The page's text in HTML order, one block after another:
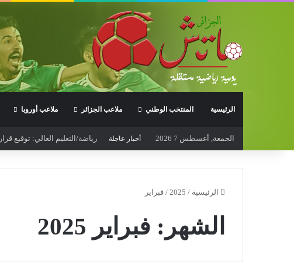
الرئيسية المنتخب الوطني ملاعب الجزائر ملاعب أوروبا
الجمعة, أغسطس 7 2026 أخبار عاجلة رياضة/التعليم العالي: توقيع
الرئيسية /
2025
/ فبراير
الشهر: فبراير 2025